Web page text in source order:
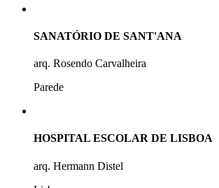
SANATÓRIO DE SANT'ANA
arq. Rosendo Carvalheira
Parede
HOSPITAL ESCOLAR DE LISBOA
arq. Hermann Distel